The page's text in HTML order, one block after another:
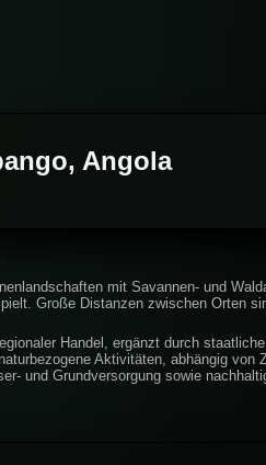
Angola
mit Savannen- und
Große Distanzen zwischen Orten
Handel, ergänzt durch
Aktivitäten, abhängig von
und Grundversorgung sowie